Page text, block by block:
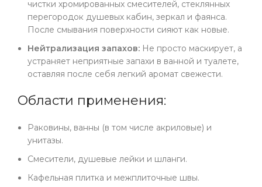
чистки хромированных смесителей, стеклянных
перегородок душевых кабин, зеркал и фаянса.
После смывания поверхности сияют как новые.
Нейтрализация запахов: Не просто маскирует, а
устраняет неприятные запахи в ванной и туалете,
оставляя после себя легкий аромат свежести.
Области применения:
Раковины, ванны (в том числе акриловые) и
унитазы.
Смесители, душевые лейки и шланги.
Кафельная плитка и межплиточные швы.